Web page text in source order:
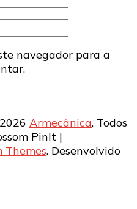
navegador para a
Armecânica. Todos
PinIt |
Themes. Desenvolvido